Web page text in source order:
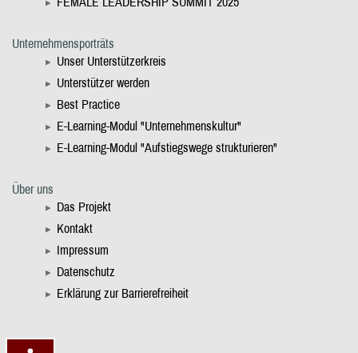
Unternehmensporträts
Unser Unterstützerkreis
Unterstützer werden
Best Practice
E-Learning-Modul "Unternehmenskultur"
E-Learning-Modul "Aufstiegswege strukturieren"
Über uns
Das Projekt
Kontakt
Impressum
Datenschutz
Erklärung zur Barrierefreiheit